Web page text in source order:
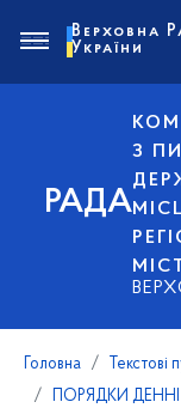
РАДА
З
Верховна
України
Головна
Текстові
ПОРЯДКИ ДЕННІ